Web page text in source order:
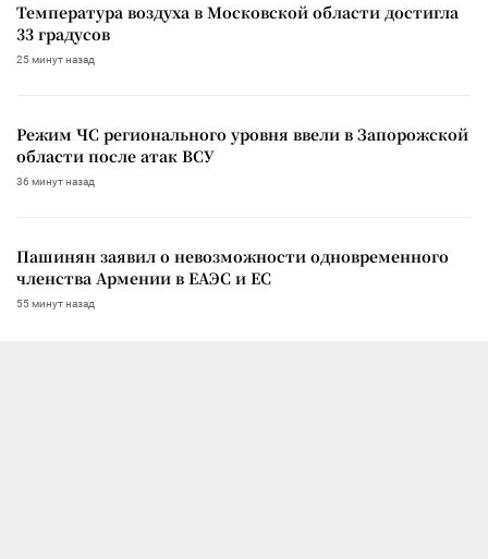
Температура воздуха в Московской области достигла
33 градусов
25 минут назад
Режим ЧС регионального уровня ввели в Запорожской
области после атак ВСУ
36 минут назад
Пашинян заявил о невозможности одновременного
членства Армении в ЕАЭС и ЕС
55 минут назад